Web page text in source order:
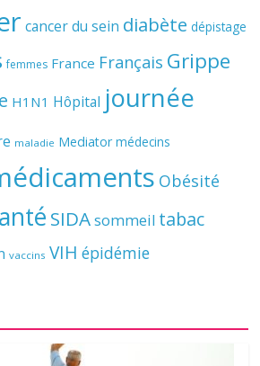
cancer du sein diabète dépistage
femmes France Français Grippe
H1N1 Hôpital journée
maladie Mediator médecins
Obésité
SIDAsommeil tabac
vaccins VIH épidémie